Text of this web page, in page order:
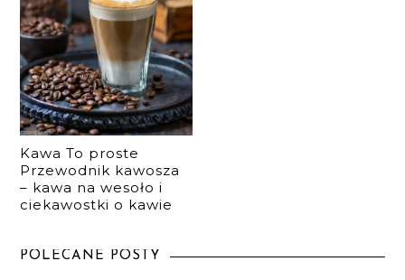
Kawa To proste
Przewodnik kawosza
– kawa na wesoło i
ciekawostki o kawie
POLECANE POSTY